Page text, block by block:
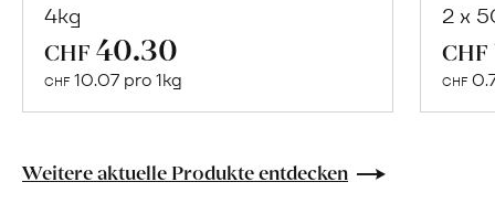
4kg
CHF 40.30
CHF 10.07 pro 1kg
Naturbelassene
Lebensmittel
2 x
CHF
CHF
Weitere aktuelle Produkte entdecken